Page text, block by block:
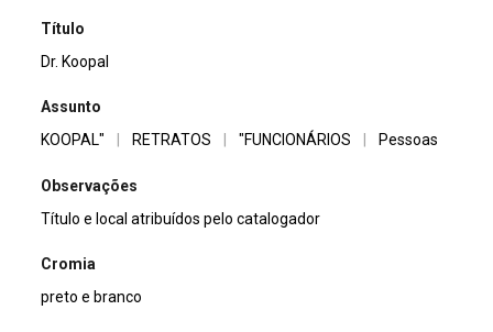
Título
Dr. Koopal
Assunto
KOOPAL"
RETRATOS "FUNCIONÁRIOS Pessoas
Observações
Título e local atribuídos pelo catalogador
Cromia
preto e branco